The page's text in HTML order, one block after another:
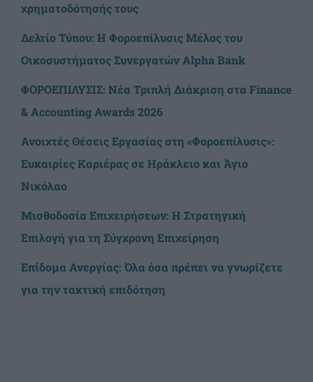
χρηματοδότησής τους
Δελτίο Τύπου: Η Φοροεπίλυσις Μέλος του
Οικοσυστήματος Συνεργατών Alpha Bank
ΦΟΡΟΕΠΙΛΥΣΙΣ: Νέα Τριπλή Διάκριση στα Finance
& Accounting Awards 2026
Ανοιχτές Θέσεις Εργασίας στη «Φοροεπίλυσις»:
Ευκαιρίες Καριέρας σε Ηράκλειο και Άγιο
Νικόλαο
Μισθοδοσία Επιχειρήσεων: Η Στρατηγική
Επιλογή για τη Σύγχρονη Επιχείρηση
Επίδομα Ανεργίας: Όλα όσα πρέπει να γνωρίζετε
για την τακτική επιδότηση